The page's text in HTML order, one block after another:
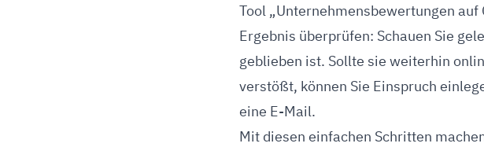
Tool „Unternehmensbewertungen
Ergebnis überprüfen: Schauen Sie
geblieben ist. Sollte sie weiterhin
verstößt, können Sie Einspruch
eine E-Mail.
Mit diesen einfachen Schritten